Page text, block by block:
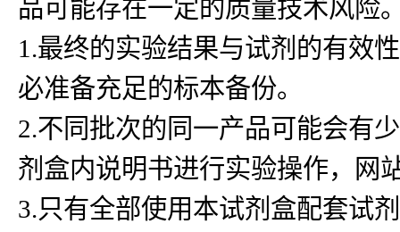
品可能存在一定的质量技术风险
1.最终的实验结果与试剂的有效
必准备充足的标本备份。
2.不同批次的同一产品可能会有
剂盒内说明书进行实验操作，网
3.只有全部使用本试剂盒配套试